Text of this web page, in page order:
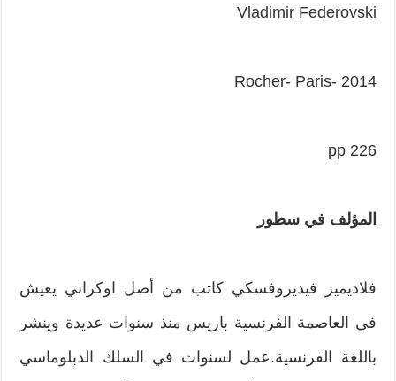
Vladimir Federovski
Rocher- Paris- 2014
226 pp
المؤلف في سطور
فلاديمير فيديروفسكي كاتب من أصل اوكراني يعيش
في العاصمة الفرنسية باريس منذ سنوات عديدة وينشر
باللغة الفرنسية.عمل لسنوات في السلك الدبلوماسي